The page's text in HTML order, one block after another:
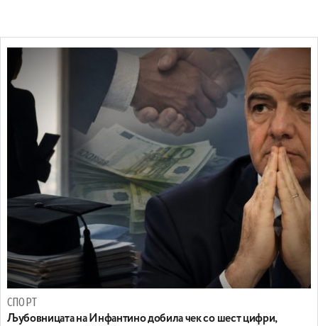
СПОРТ
Љубовницата на Инфантино добила чек со шест цифри,